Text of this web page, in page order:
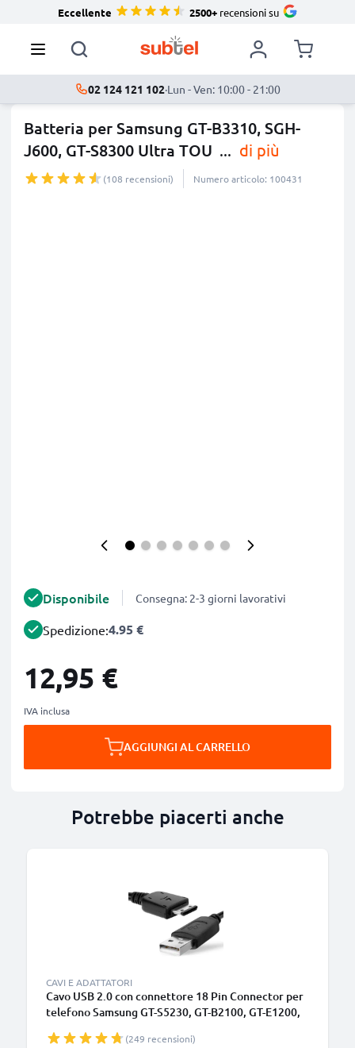
Eccellente 2500+recensioni su
02 124 121 102·Lun - Ven: 10:00 - 21:00
Batteria per Samsung GT-B3310, SGH-
J600, GT-S8300 Ultra TOU ... di più
(108 recensioni) Numero articolo: 100431
Disponibile Consegna: 2-3 giorni lavorativi
Spedizione:4.95 €
12,95 €
IVA inclusa
AGGIUNGI AL CARRELLO
Potrebbe piacerti anche
CAVI E ADATTATORI
Cavo USB 2.0 con connettore 18 Pin Connector per
telefono Samsung GT-S5230, GT-B2100, GT-E1200,
dati & ricarica in PVC nero per cellulare
(249 recensioni)